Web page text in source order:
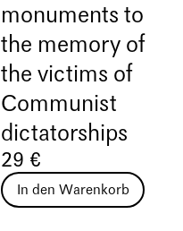
monuments to
the memory of
the victims of
Communist
dictatorships
29 €
In den Warenkorb